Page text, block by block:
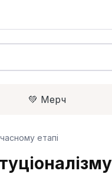
💚 Мерч
етапі